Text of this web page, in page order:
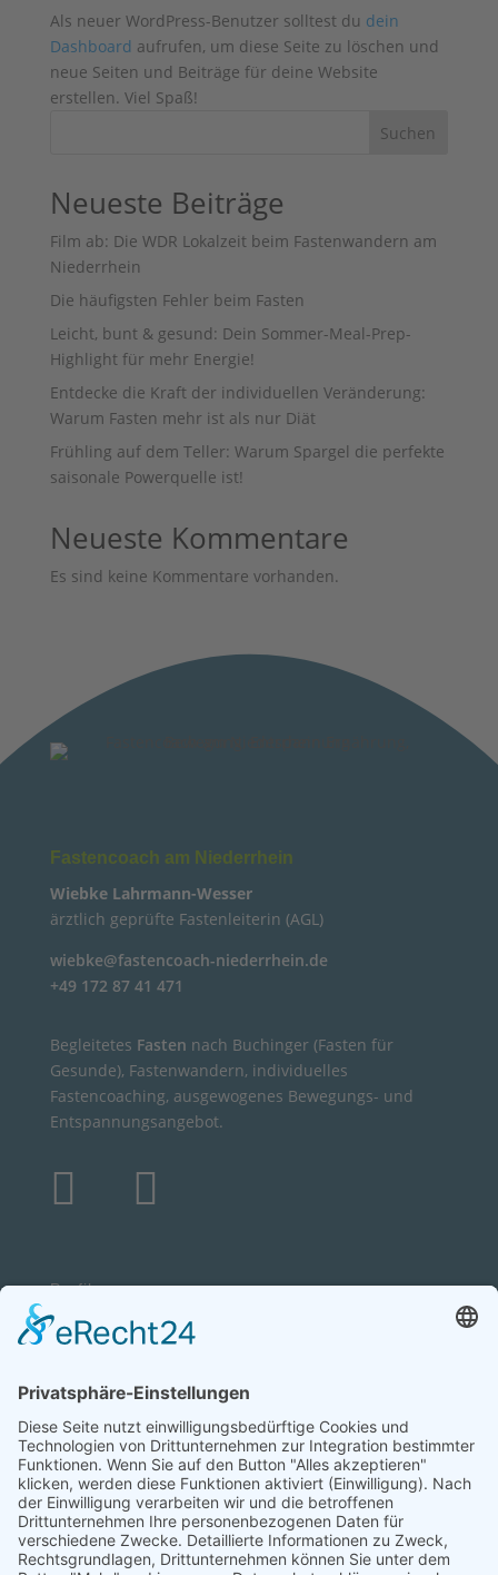
Als neuer WordPress-Benutzer solltest du dein
Dashboard aufrufen, um diese Seite zu löschen und
neue Seiten und Beiträge für deine Website
erstellen. Viel Spaß!
Suchen
Neueste Beiträge
Film ab: Die WDR Lokalzeit beim Fastenwandern am
Niederrhein
Die häufigsten Fehler beim Fasten
Leicht, bunt & gesund: Dein Sommer-Meal-Prep-
Highlight für mehr Energie!
Entdecke die Kraft der individuellen Veränderung:
Warum Fasten mehr ist als nur Diät
Frühling auf dem Teller: Warum Spargel die perfekte
saisonale Powerquelle ist!
Neueste Kommentare
Es sind keine Kommentare vorhanden.
Fastencoach am Niederrhein
Wiebke Lahrmann-Wesser
ärztlich geprüfte Fastenleiterin (AGL)
wiebke@fastencoach-niederrhein.de
+49 172 87 41 471
Begleitetes Fasten nach Buchinger (Fasten für
Gesunde), Fastenwandern, individuelles
Fastencoaching, ausgewogenes Bewegungs- und
Entspannungsangebot.
 
Profil
Fastenwandern
Niederrhein
Termine
Blog
Kontakt
Feedback